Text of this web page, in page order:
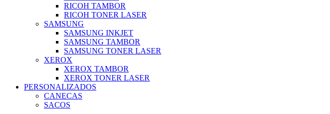
RICOH TAMBOR
RICOH TONER LASER
SAMSUNG
SAMSUNG INKJET
SAMSUNG TAMBOR
SAMSUNG TONER LASER
XEROX
XEROX TAMBOR
XEROX TONER LASER
PERSONALIZADOS
CANECAS
SACOS